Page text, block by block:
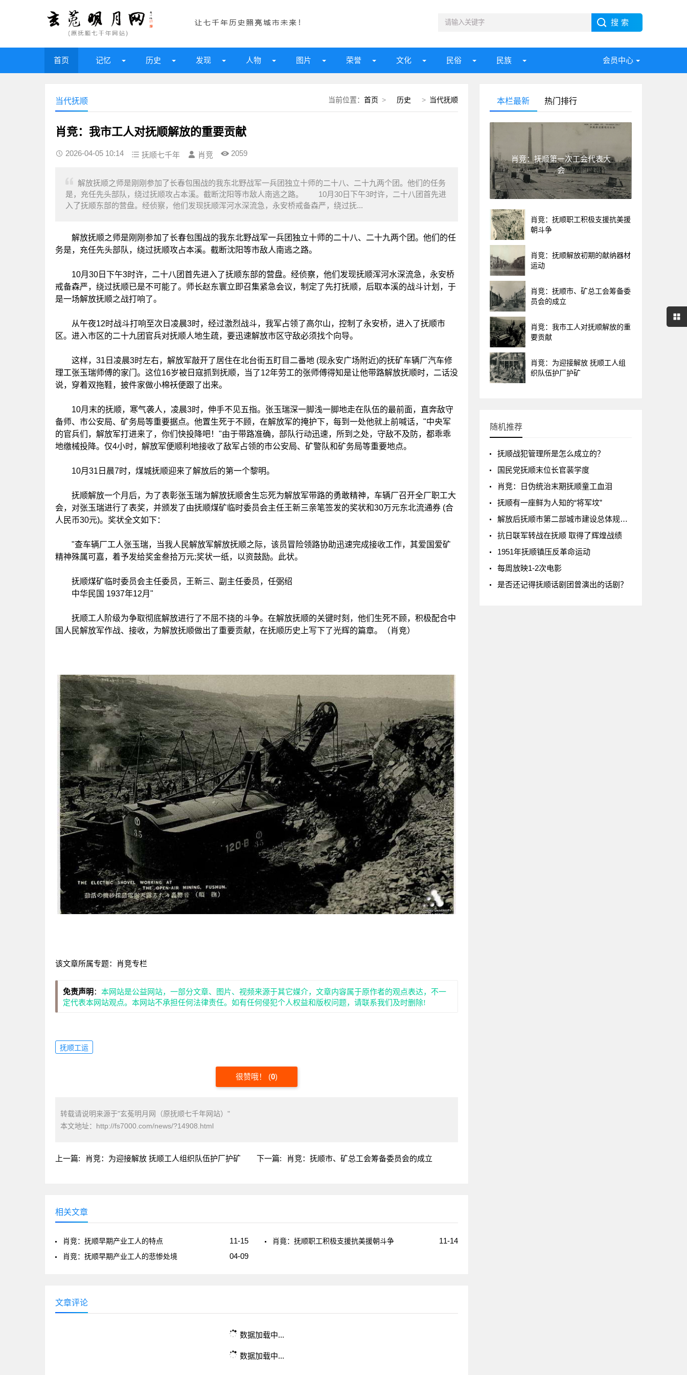
首页 记忆 历史 发现 人物 图片 荣誉 文化 民俗 民族 会员中心
当前位置： 首页 > 历史 > 当代抚顺
当代抚顺
肖竞：我市工人对抚顺解放的重要贡献
2026-04-05 10:14 抚顺七千年 肖竞 2059
解放抚顺之师是刚刚参加了长春包围战的我东北野战军一兵团独立十师的二十八、二十九两个团。他们的任务
是，充任先头部队，绕过抚顺攻占本溪。截断沈阳等市敌人南逃之路。 10月30日下午3时许，二十八团首先进
入了抚顺东部的营盘。经侦察，他们发现抚顺浑河水深流急，永安桥戒备森严，绕过抚...
解放抚顺之师是刚刚参加了长春包围战的我东北野战军一兵团独立十师的二十八、二十九两个团。他们的任
务是，充任先头部队，绕过抚顺攻占本溪。截断沈阳等市敌人南逃之路。
10月30日下午3时许，二十八团首先进入了抚顺东部的营盘。经侦察，他们发现抚顺浑河水深流急，永安桥
戒备森严，绕过抚顺已是不可能了。师长赵东寰立即召集紧急会议，制定了先打抚顺，后取本溪的战斗计划，于
是一场解放抚顺之战打响了。
从午夜12时战斗打响至次日凌晨3时，经过激烈战斗，我军占领了高尔山，控制了永安桥，进入了抚顺市
区。进入市区的二十九团官兵对抚顺人地生疏，要迅速解放市区守敌必须找个向导。
这样，31日凌晨3时左右，解放军敲开了居住在北台街五盯目二番地 (现永安广场附近)的抚矿车辆厂汽车修
理工张玉瑞师傅的家门。这位16岁被日寇抓到抚顺，当了12年劳工的张师傅得知是让他带路解放抚顺时，二话没
说，穿着双拖鞋，披件家做小棉袄便跟了出来。
10月末的抚顺，寒气袭人，凌晨3时，伸手不见五指。张玉瑞深一脚浅一脚地走在队伍的最前面，直奔敌守
备师、市公安局、矿务局等重要据点。他置生死于不顾，在解放军的掩护下，每到一处他就上前喊话，"中央军
的官兵们，解放军打进来了，你们快投降吧！"由于带路准确，部队行动迅速，所到之处，守敌不及防，都乖乖
地缴械投降。仅4小时，解放军便顺利地接收了敌军占领的市公安局、矿警队和矿务局等重要地点。
10月31日晨7时，煤城抚顺迎来了解放后的第一个黎明。
抚顺解放一个月后，为了表彰张玉瑞为解放抚顺舍生忘死为解放军带路的勇敢精神，车辆厂召开全厂职工大
会，对张玉瑞进行了表奖，并颁发了由抚顺煤矿临时委员会主任王新三亲笔签发的奖状和30万元东北流通券 (合
人民币30元)。奖状全文如下：
"查车辆厂工人张玉瑞，当我人民解放军解放抚顺之际，该员冒险领路协助迅速完成接收工作，其爱国爱矿
精神殊属可嘉，着予发给奖金叁拾万元;奖状一纸，以资鼓励。此状。
抚顺煤矿临时委员会主任委员，王新三、副主任委员，任弼绍
中华民国 1937年12月"
抚顺工人阶级为争取彻底解放进行了不屈不挠的斗争。在解放抚顺的关键时刻，他们生死不顾，积极配合中
国人民解放军作战、接收，为解放抚顺做出了重要贡献，在抚顺历史上写下了光辉的篇章。（肖竞）
该文章所属专题： 肖竞专栏
免责声明 ： 本网站是公益网站，一部分文章、图片、视频来源于其它媒介，文章内容属于原作者的观点表达，不一
定代表本网站观点。本网站不承担任何法律责任。如有任何侵犯个人权益和版权问题，请联系我们及时删除!
抚顺工运
很赞哦！ (0)
转载请说明来源于"玄菟明月网（原抚顺七千年网站）"
本文地址： http://fs7000.com/news/?14908.html
上一篇: 肖竞：为迎接解放 抚顺工人组织队伍护厂护矿 下一篇: 肖竞：抚顺市、矿总工会筹备委员会的成立
相关文章
11-15
肖竞：抚顺早期产业工人的特点 11-14
肖竟：抚顺职工积极支援抗美援朝斗争
04-09
肖竞：抚顺早期产业工人的悲惨处境
文章评论
数据加载中...
数据加载中...
本栏最新 热门排行
肖竞：抚顺第一次工会代表大
会
肖竞：抚顺职工积极支援抗美援
朝斗争
肖竞：抚顺解放初期的献纳器材
运动
肖竞：抚顺市、矿总工会筹备委
员会的成立
肖竞：我市工人对抚顺解放的重
要贡献
肖竞：为迎接解放 抚顺工人组
织队伍护厂护矿
随机推荐
抚顺战犯管理所是怎么成立的？
国民党抚顺末位长官裴学度
肖竞：日伪统治末期抚顺童工血泪
抚顺有一座鲜为人知的“将军坟”
解放后抚顺市第二部城市建设总体规划（1983）
抗日联军转战在抚顺 取得了辉煌战绩
1951年抚顺镇压反革命运动
每周放映1-2次电影
是否还记得抚顺话剧团曾演出的话剧？